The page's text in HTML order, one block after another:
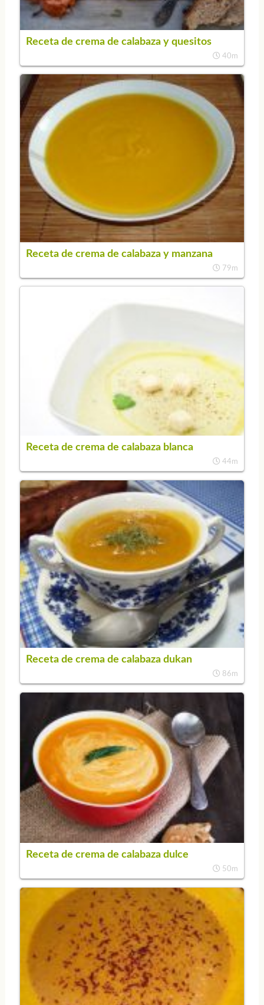
Receta de crema de calabaza y quesitos
40m
Receta de crema de calabaza y manzana
79m
Receta de crema de calabaza blanca
44m
Receta de crema de calabaza dukan
86m
Receta de crema de calabaza dulce
50m